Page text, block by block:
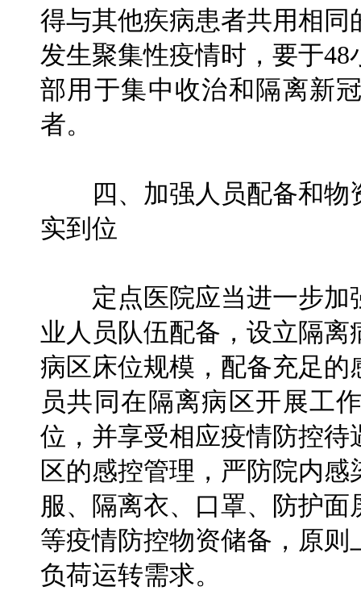
得与其他疾病患者共用相
发生聚集性疫情时，要于
部用于集中收治和隔离新
者。
四、加强人员配备和物
实到位
定点医院应当进一步加
业人员队伍配备，设立隔
病区床位规模，配备充足
员共同在隔离病区开展工
位，并享受相应疫情防控
区的感控管理，严防院内
服、隔离衣、口罩、防护
等疫情防控物资储备，原
负荷运转需求。